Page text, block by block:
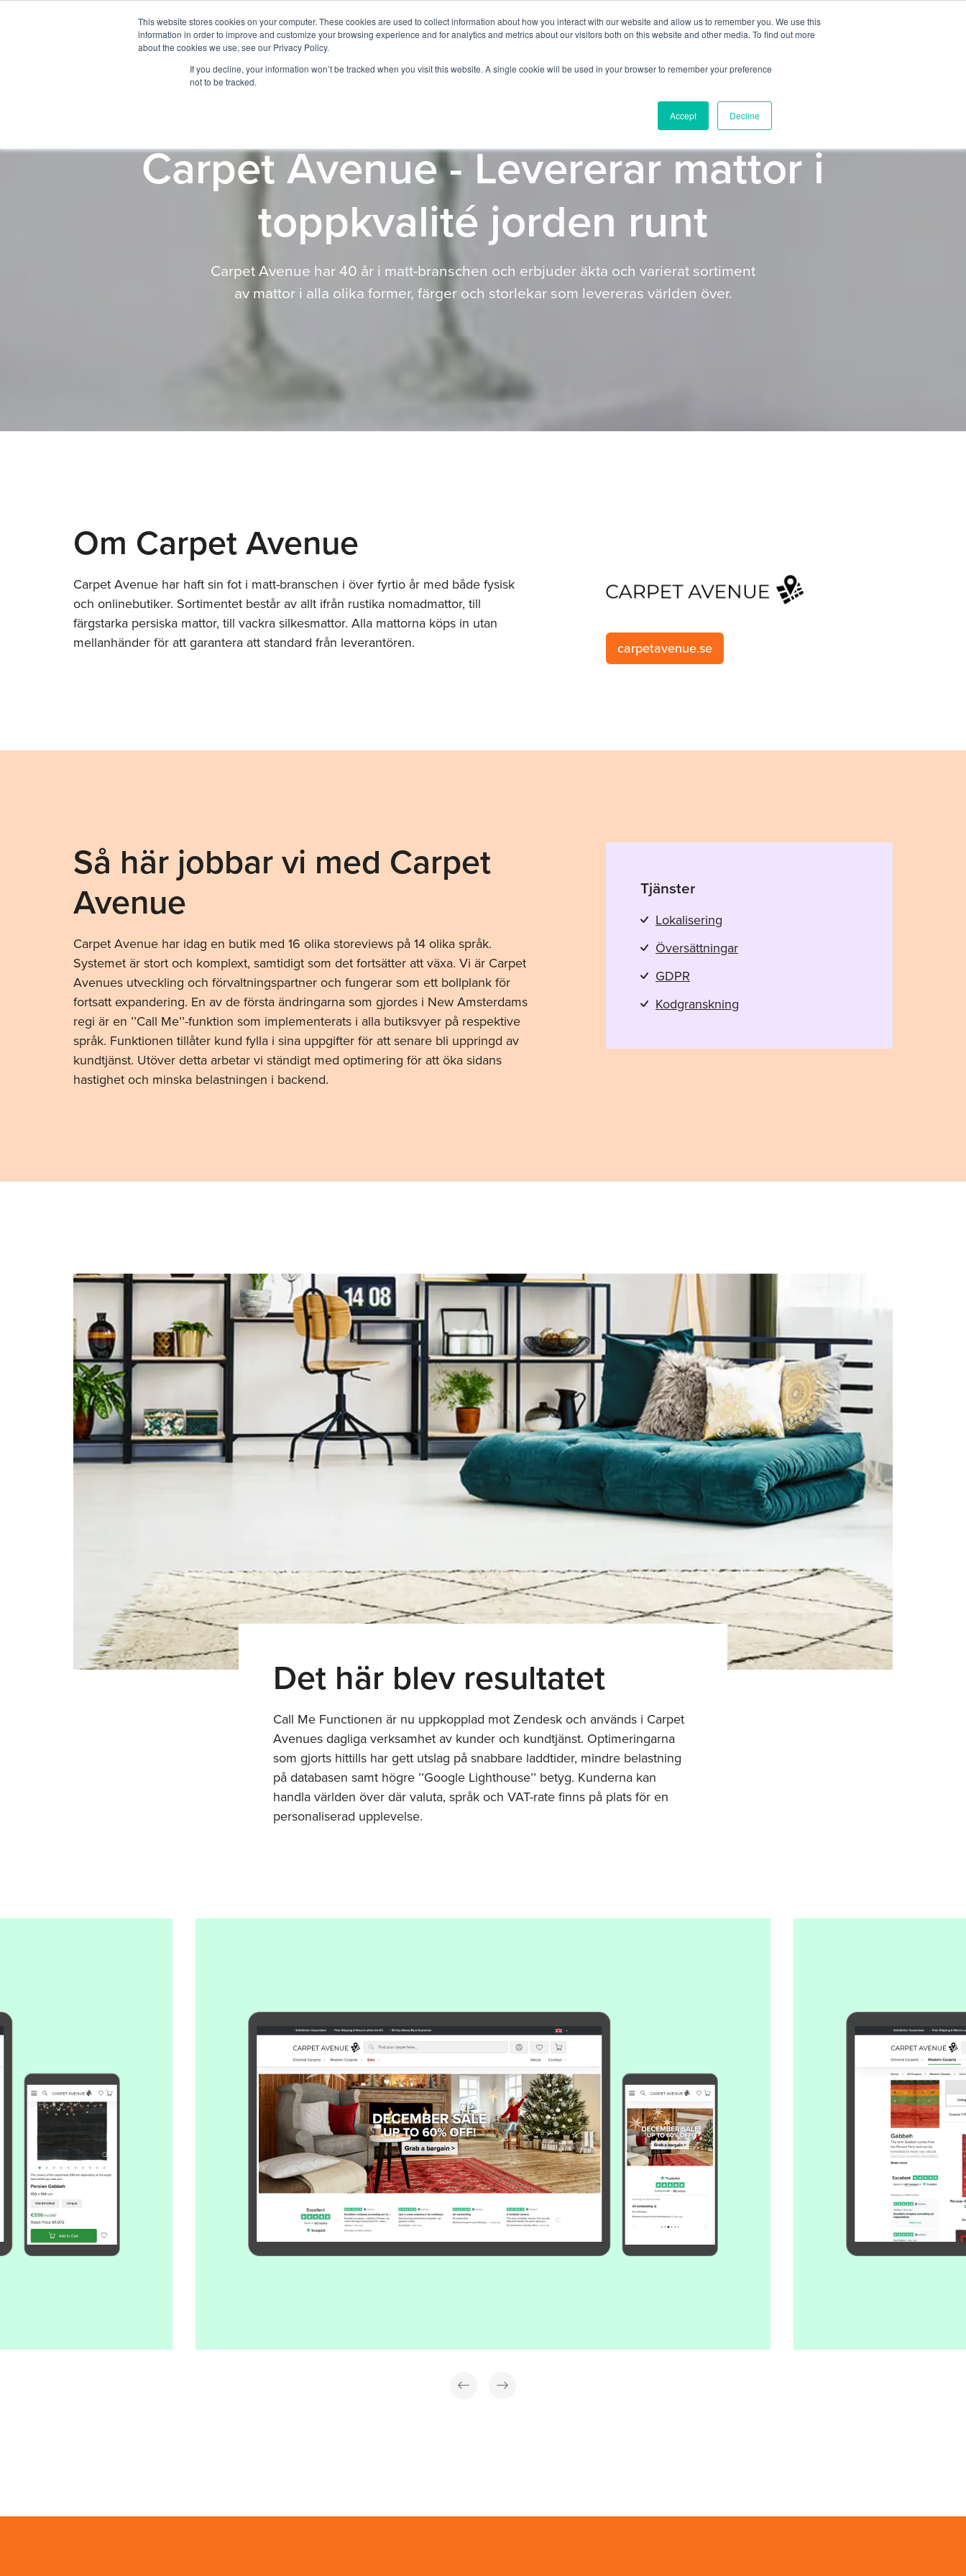
This website stores cookies on your computer. These cookies are used to collect information about how you interact with our website and allow us to remember you. We use this
information in order to improve and customize your browsing experience and for analytics and metrics about our visitors both on this website and other media. To find out more
about the cookies we use, see our Privacy Policy.
If you decline, your information won’t be tracked when you visit this website. A single cookie will be used in your browser to remember your preference
not to be tracked.
Accept Decline
Tjänster Expertområden Magento Kunder Partners Om oss Artiklar
Carpet Avenue - Levererar mattor i
toppkvalité jorden runt
Carpet Avenue har 40 år i matt-branschen och erbjuder äkta och varierat sortiment
av mattor i alla olika former, färger och storlekar som levereras världen över.
Om Carpet Avenue
Carpet Avenue har haft sin fot i matt-branschen i över fyrtio år med både fysisk
och onlinebutiker. Sortimentet består av allt ifrån rustika nomadmattor, till
färgstarka persiska mattor, till vackra silkesmattor. Alla mattorna köps in utan
mellanhänder för att garantera att standard från leverantören.
carpetavenue.se
Så här jobbar vi med Carpet
Avenue
Carpet Avenue har idag en butik med 16 olika storeviews på 14 olika språk.
Systemet är stort och komplext, samtidigt som det fortsätter att växa. Vi är Carpet
Avenues utveckling och förvaltningspartner och fungerar som ett bollplank för
fortsatt expandering. En av de första ändringarna som gjordes i New Amsterdams
regi är en ’’Call Me’’-funktion som implementerats i alla butiksvyer på respektive
språk. Funktionen tillåter kund fylla i sina uppgifter för att senare bli uppringd av
kundtjänst. Utöver detta arbetar vi ständigt med optimering för att öka sidans
hastighet och minska belastningen i backend.
Tjänster
Lokalisering
Översättningar
GDPR
Kodgranskning
Det här blev resultatet
Call Me Functionen är nu uppkopplad mot Zendesk och används i Carpet
Avenues dagliga verksamhet av kunder och kundtjänst. Optimeringarna
som gjorts hittills har gett utslag på snabbare laddtider, mindre belastning
på databasen samt högre ’’Google Lighthouse’’ betyg. Kunderna kan
handla världen över där valuta, språk och VAT-rate finns på plats för en
personaliserad upplevelse.